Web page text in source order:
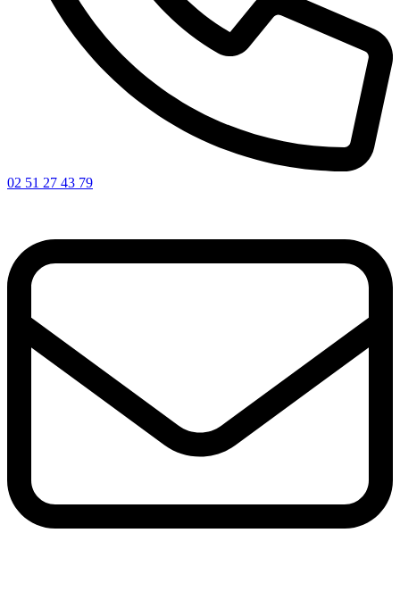
02 51 27 43 79